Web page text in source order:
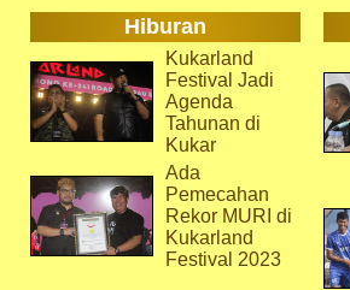
Hiburan
Kukarland
Festival Jadi
Agenda
Tahunan di
Kukar
Ada
Pemecahan
Rekor MURI di
Kukarland
Festival 2023